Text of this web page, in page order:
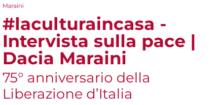
You are here
Maraini
#laculturaincasa -
Intervista sulla pace |
Dacia Maraini
75° anniversario della
Liberazione d’Italia